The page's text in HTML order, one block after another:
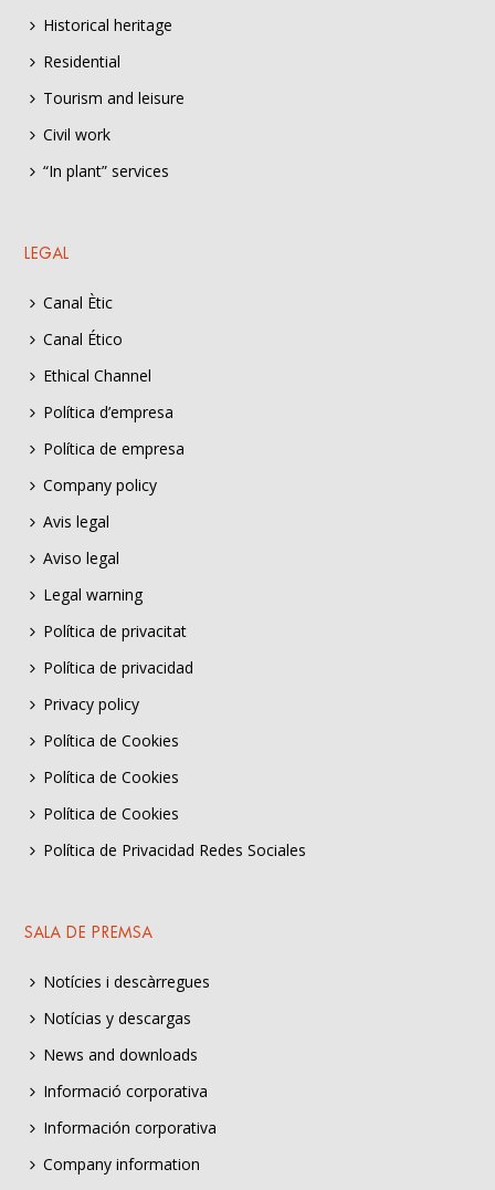
Historical heritage
Residential
Tourism and leisure
Civil work
“In plant” services
LEGAL
Canal Ètic
Canal Ético
Ethical Channel
Política d’empresa
Política de empresa
Company policy
Avis legal
Aviso legal
Legal warning
Política de privacitat
Política de privacidad
Privacy policy
Política de Cookies
Política de Cookies
Política de Cookies
Política de Privacidad Redes Sociales
SALA DE PREMSA
Notícies i descàrregues
Notícias y descargas
News and downloads
Informació corporativa
Información corporativa
Company information